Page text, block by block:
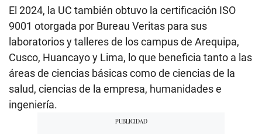
El 2024, la UC también obtuvo la certificación ISO
9001 otorgada por Bureau Veritas para sus
laboratorios y talleres de los campus de Arequipa,
Cusco, Huancayo y Lima, lo que beneficia tanto a las
áreas de ciencias básicas como de ciencias de la
salud, ciencias de la empresa, humanidades e
ingeniería.